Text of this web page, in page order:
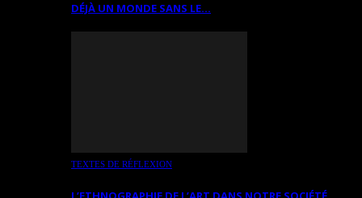
DÉJÀ UN MONDE SANS LE…
TEXTES DE RÉFLEXION